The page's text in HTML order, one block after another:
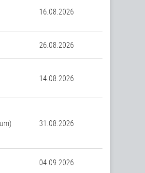
16.08.2026
26.08.2026
14.08.2026
31.08.2026
04.09.2026